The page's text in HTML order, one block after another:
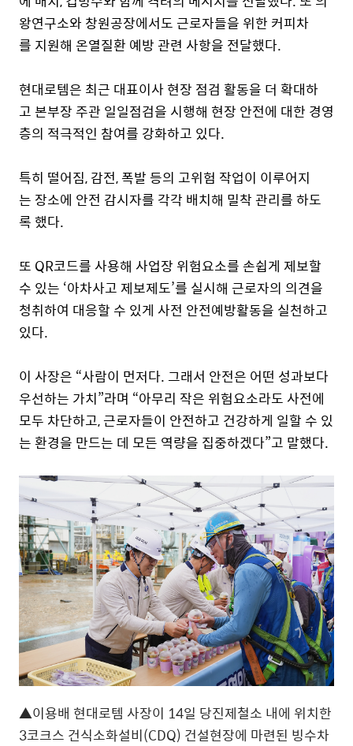
왕연구소와 창원공장에서도 근로자들을 위한 커피차
를 지원해 온열질환 예방 관련 사항을 전달했다.
현대로템은 최근 대표이사 현장 점검 활동을 더 확대하
고 본부장 주관 일일점검을 시행해 현장 안전에 대한 경영
층의 적극적인 참여를 강화하고 있다.
특히 떨어짐, 감전, 폭발 등의 고위험 작업이 이루어지
는 장소에 안전 감시자를 각각 배치해 밀착 관리를 하도
록 했다.
또 QR코드를 사용해 사업장 위험요소를 손쉽게 제보할
수 있는 ‘아차사고 제보제도’를 실시해 근로자의 의견을
청취하여 대응할 수 있게 사전 안전예방활동을 실천하고
있다.
이 사장은 “사람이 먼저다. 그래서 안전은 어떤 성과보다
우선하는 가치”라며 “아무리 작은 위험요소라도 사전에
모두 차단하고, 근로자들이 안전하고 건강하게 일할 수 있
는 환경을 만드는 데 모든 역량을 집중하겠다”고 말했다.
▲이용배 현대로템 사장이 14일 당진제철소 내에 위치한
3코크스 건식소화설비(CDQ) 건설현장에 마련된 빙수차